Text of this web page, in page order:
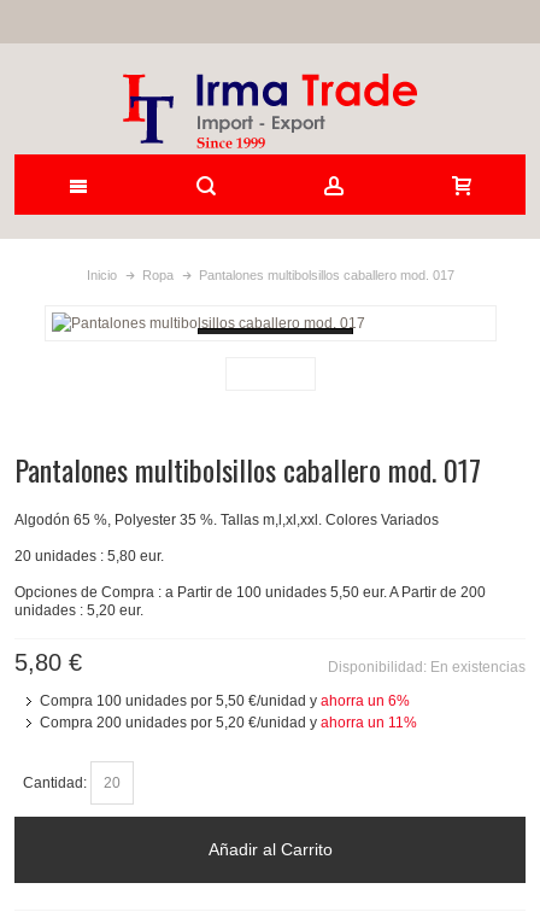
Inicio Ropa Pantalones multibolsillos caballero mod. 017
Pantalones multibolsillos caballero mod. 017
Algodón 65 %, Polyester 35 %. Tallas m,l,xl,xxl. Colores Variados
20 unidades : 5,80 eur.
Opciones de Compra : a Partir de 100 unidades 5,50 eur. A Partir de 200
unidades : 5,20 eur.
Disponibilidad: En existencias
5,80 €
Compra 100 unidades por 5,50 €/unidad y ahorra un 6%
Compra 200 unidades por 5,20 €/unidad y ahorra un 11 %
Cantidad:
Añadir al Carrito